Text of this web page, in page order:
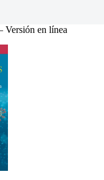
Versión en línea